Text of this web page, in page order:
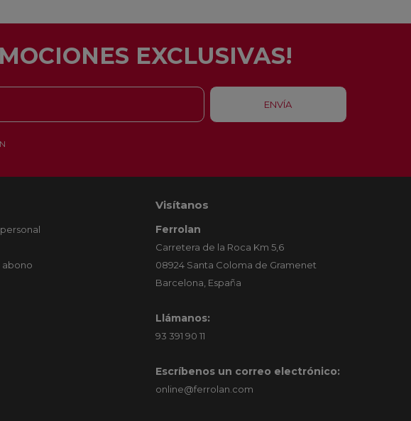
EXCLUSIVAS!
abono
Visítanos
Ferrolan
Carretera de la Roca Km 5,6
08924 Santa Coloma de Gramenet
Barcelona, España
Llámanos:
93 391 90 11
Escríbenos un correo electrónico:
online@ferrolan.com